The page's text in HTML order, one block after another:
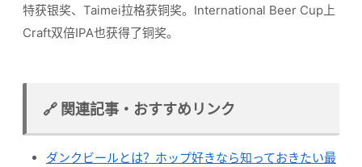
特获银奖、Taimei拉格获铜奖。International Beer Cup上
Craft双倍IPA也获得了铜奖。
🔗 関連記事・おすすめリンク
ダンクビールとは？ホップ好きなら知っておきたい最